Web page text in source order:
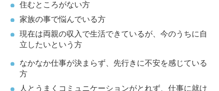
住むところがない方
家族の事で悩んでいる方
現在は両親の収入で生活できているが、今のうちに自
立したいという方
なかなか仕事が決まらず、先行きに不安を感じている
方
人とうまくコミュニケーションがとれず、仕事に就け